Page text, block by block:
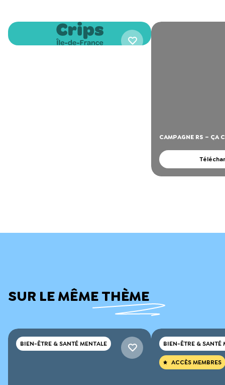
CAMPAGNE RS – ÇA
SUR LE MÊME THÈME
BIEN-ÊTRE & SANTÉ MENTALE BIEN-ÊTRE & SANTÉ
ACCÈS MEMBRES